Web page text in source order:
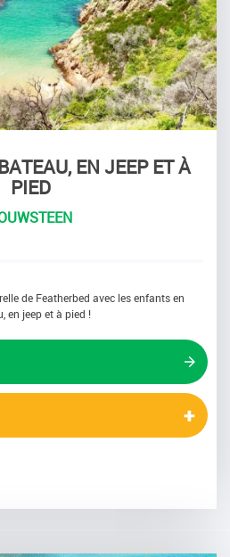
EN JEEP ET À
PIED
de Featherbed avec les enfants en
en jeep et à pied !